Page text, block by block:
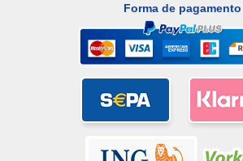
Forma de pagamento